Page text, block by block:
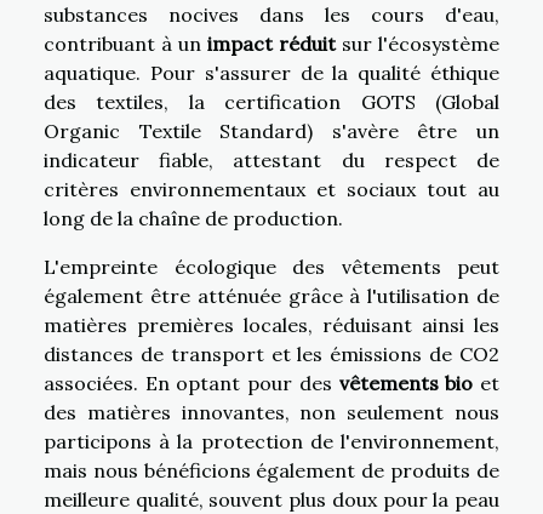
substances nocives dans les cours d'eau,
contribuant à un impact réduitsur l'écosystème
aquatique. Pour s'assurer de la qualité éthique
des textiles, la certification GOTS (Global
Organic Textile Standard) s'avère être un
indicateur fiable, attestant du respect de
critères environnementaux et sociaux tout au
long de la chaîne de production.
L'empreinte écologique des vêtements peut
également être atténuée grâce à l'utilisation de
matières premières locales, réduisant ainsi les
distances de transport et les émissions de CO2
associées. En optant pour des vêtements bio et
des matières innovantes, non seulement nous
participons à la protection de l'environnement,
mais nous bénéficions également de produits de
meilleure qualité, souvent plus doux pour la peau